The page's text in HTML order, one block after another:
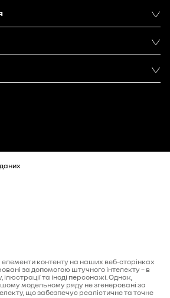
контенту на наших веб-сторінках
за допомогою штучного інтелекту – в
та іноді персонажі. Однак,
модельному ряду не згенеровані за
що забезпечує реалістичне та точне